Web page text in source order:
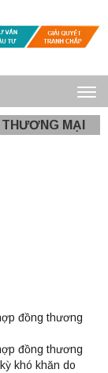
MẠI
đồng thương
đồng thương
khó khăn do